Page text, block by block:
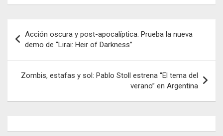
de
entradas
Acción oscura y post-apocalíptica: Prueba la nueva
demo de “Lirai: Heir of Darkness”
Zombis, estafas y sol: Pablo Stoll estrena “El tema del
verano” en Argentina